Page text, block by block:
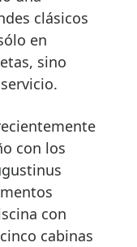
clásicos
en
sino
con los
con
cabinas